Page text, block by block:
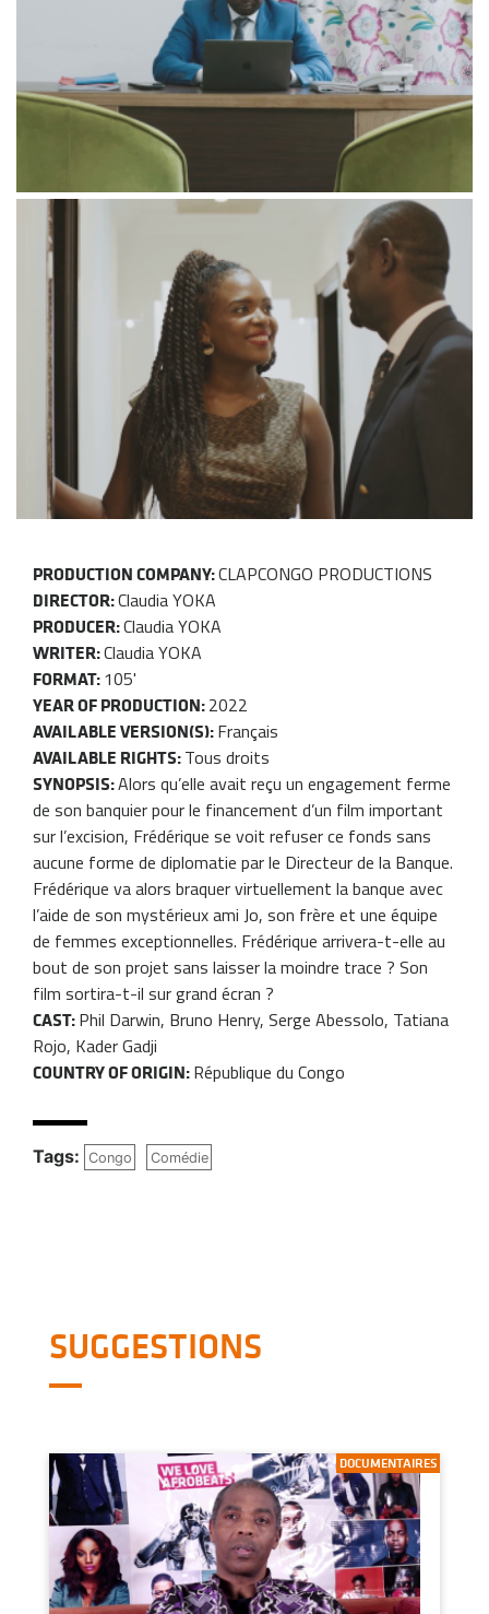
PRODUCTION COMPANY:CLAPCONGO PRODUCTIONS
DIRECTOR:Claudia YOKA
PRODUCER:Claudia YOKA
WRITER:Claudia YOKA
FORMAT:105'
YEAR OF PRODUCTION:2022
AVAILABLE VERSION(S):Français
AVAILABLE RIGHTS:Tous droits
SYNOPSIS:Alors qu’elle avait reçu un engagement ferme
de son banquier pour le financement d’un film important
sur l’excision, Frédérique se voit refuser ce fonds sans
aucune forme de diplomatie par le Directeur de la Banque.
Frédérique va alors braquer virtuellement la banque avec
l’aide de son mystérieux ami Jo, son frère et une équipe
de femmes exceptionnelles. Frédérique arrivera-t-elle au
bout de son projet sans laisser la moindre trace ? Son
film sortira-t-il sur grand écran ?
CAST:Phil Darwin, Bruno Henry, Serge Abessolo, Tatiana
Rojo, Kader Gadji
COUNTRY OF ORIGIN:République du Congo
Tags: Congo Comédie
SUGGESTIONS
DOCUMENTAIRES